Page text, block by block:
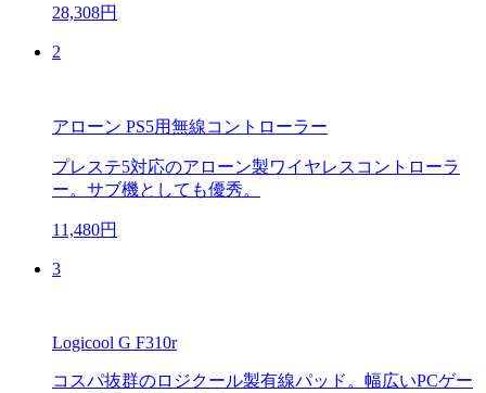
28,308円
2
アローン PS5用無線コントローラー
プレステ5対応のアローン製ワイヤレスコントローラ
ー。サブ機としても優秀。
11,480円
3
Logicool G F310r
コスパ抜群のロジクール製有線パッド。幅広いPCゲー